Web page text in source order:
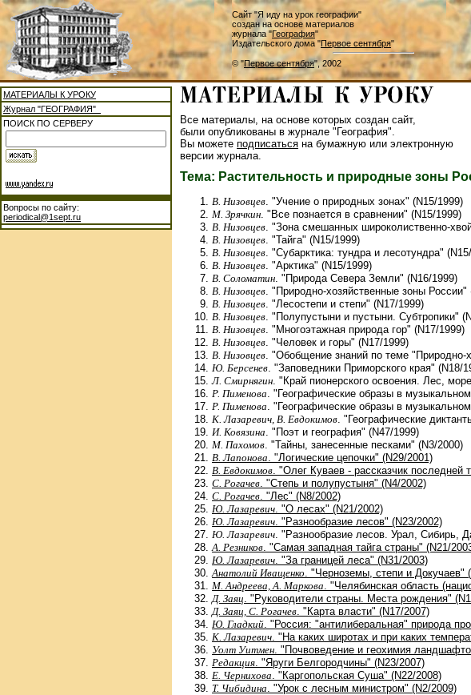
Сайт "Я иду на урок географии"
создан на основе материалов
журнала "География"
Издательского дома "Первое сентября"
© "Первое сентября", 2002
МАТЕРИАЛЫ К УРОКУ
Журнал "ГЕОГРАФИЯ"
ПОИСК ПО СЕРВЕРУ
Вопросы по сайту:
periodical@1sept.ru
Все материалы, на основе которых создан сайт,
были опубликованы в журнале "География".
Вы можете подписаться на бумажную или электронную
версии журнала.
Тема: Растительность и природные зоны
В. Низовцев . "Учение о природных зонах" (N15/1999)
М. Зрячкин . "Все познается в сравнении" (N15/1999)
В. Низовцев . "Зона смешанных широколиственно-
В. Низовцев . "Тайга" (N15/1999)
В. Низовцев . "Субарктика: тундра и лесотундра"
В. Низовцев . "Арктика" (N15/1999)
В. Соломатин . "Природа Севера Земли" (N16/1999)
В. Низовцев . "Природно-хозяйственные зоны России"
В. Низовцев . "Лесостепи и степи" (N17/1999)
В. Низовцев . "Полупустыни и пустыни. Субтропики"
В. Низовцев . "Многоэтажная природа гор" (N17/1999)
В. Низовцев . "Человек и горы" (N17/1999)
В. Низовцев . "Обобщение знаний по теме "Природно-
Ю. Берсенев . "Заповедники Приморского края" (N18/
Л. Смирнягин . "Край пионерского освоения. Лес,
Р. Пименова . "Географические образы в
Р. Пименова . "Географические образы в
К. Лазаревич, В. Евдокимов . "Географические
И. Ковязина . "Поэт и география" (N47/1999)
М. Пахомов . "Тайны, занесенные песками" (N3/2000)
В. Лапонова . "Логические цепочки" (N29/2001)
В. Евдокимов . "Олег Куваев - рассказчик последней
С. Рогачев . "Степь и полупустыня" (N4/2002)
С. Рогачев . "Лес" (N8/2002)
Ю. Лазаревич . "О лесах" (N21/2002)
Ю. Лазаревич . "Разнообразие лесов" (N23/2002)
Ю. Лазаревич . "Разнообразие лесов. Урал, Сибирь,
А. Резников . "Самая западная тайга страны" (N21/
Ю. Лазаревич . "За границей леса" (N31/2003)
Анатолий Иващенко . "Черноземы, степи и Докучаев"
М. Андреева, А. Маркова . "Челябинская область
Д. Заяц . "Руководители страны. Места рождения"
Д. Заяц, С. Рогачев . "Карта власти" (N17/2007)
Ю. Гладкий . "Россия: "антилиберальная" природа
К. Лазаревич . "На каких широтах и при каких
Уолт Уитмен . "Почвоведение и геохимия
Редакция . "Яруги Белгородчины" (N23/2007)
Е. Чернихова . "Каргопольская Суша" (N22/2008)
Т. Чибидина . "Урок с лесным министром" (N2/2009)